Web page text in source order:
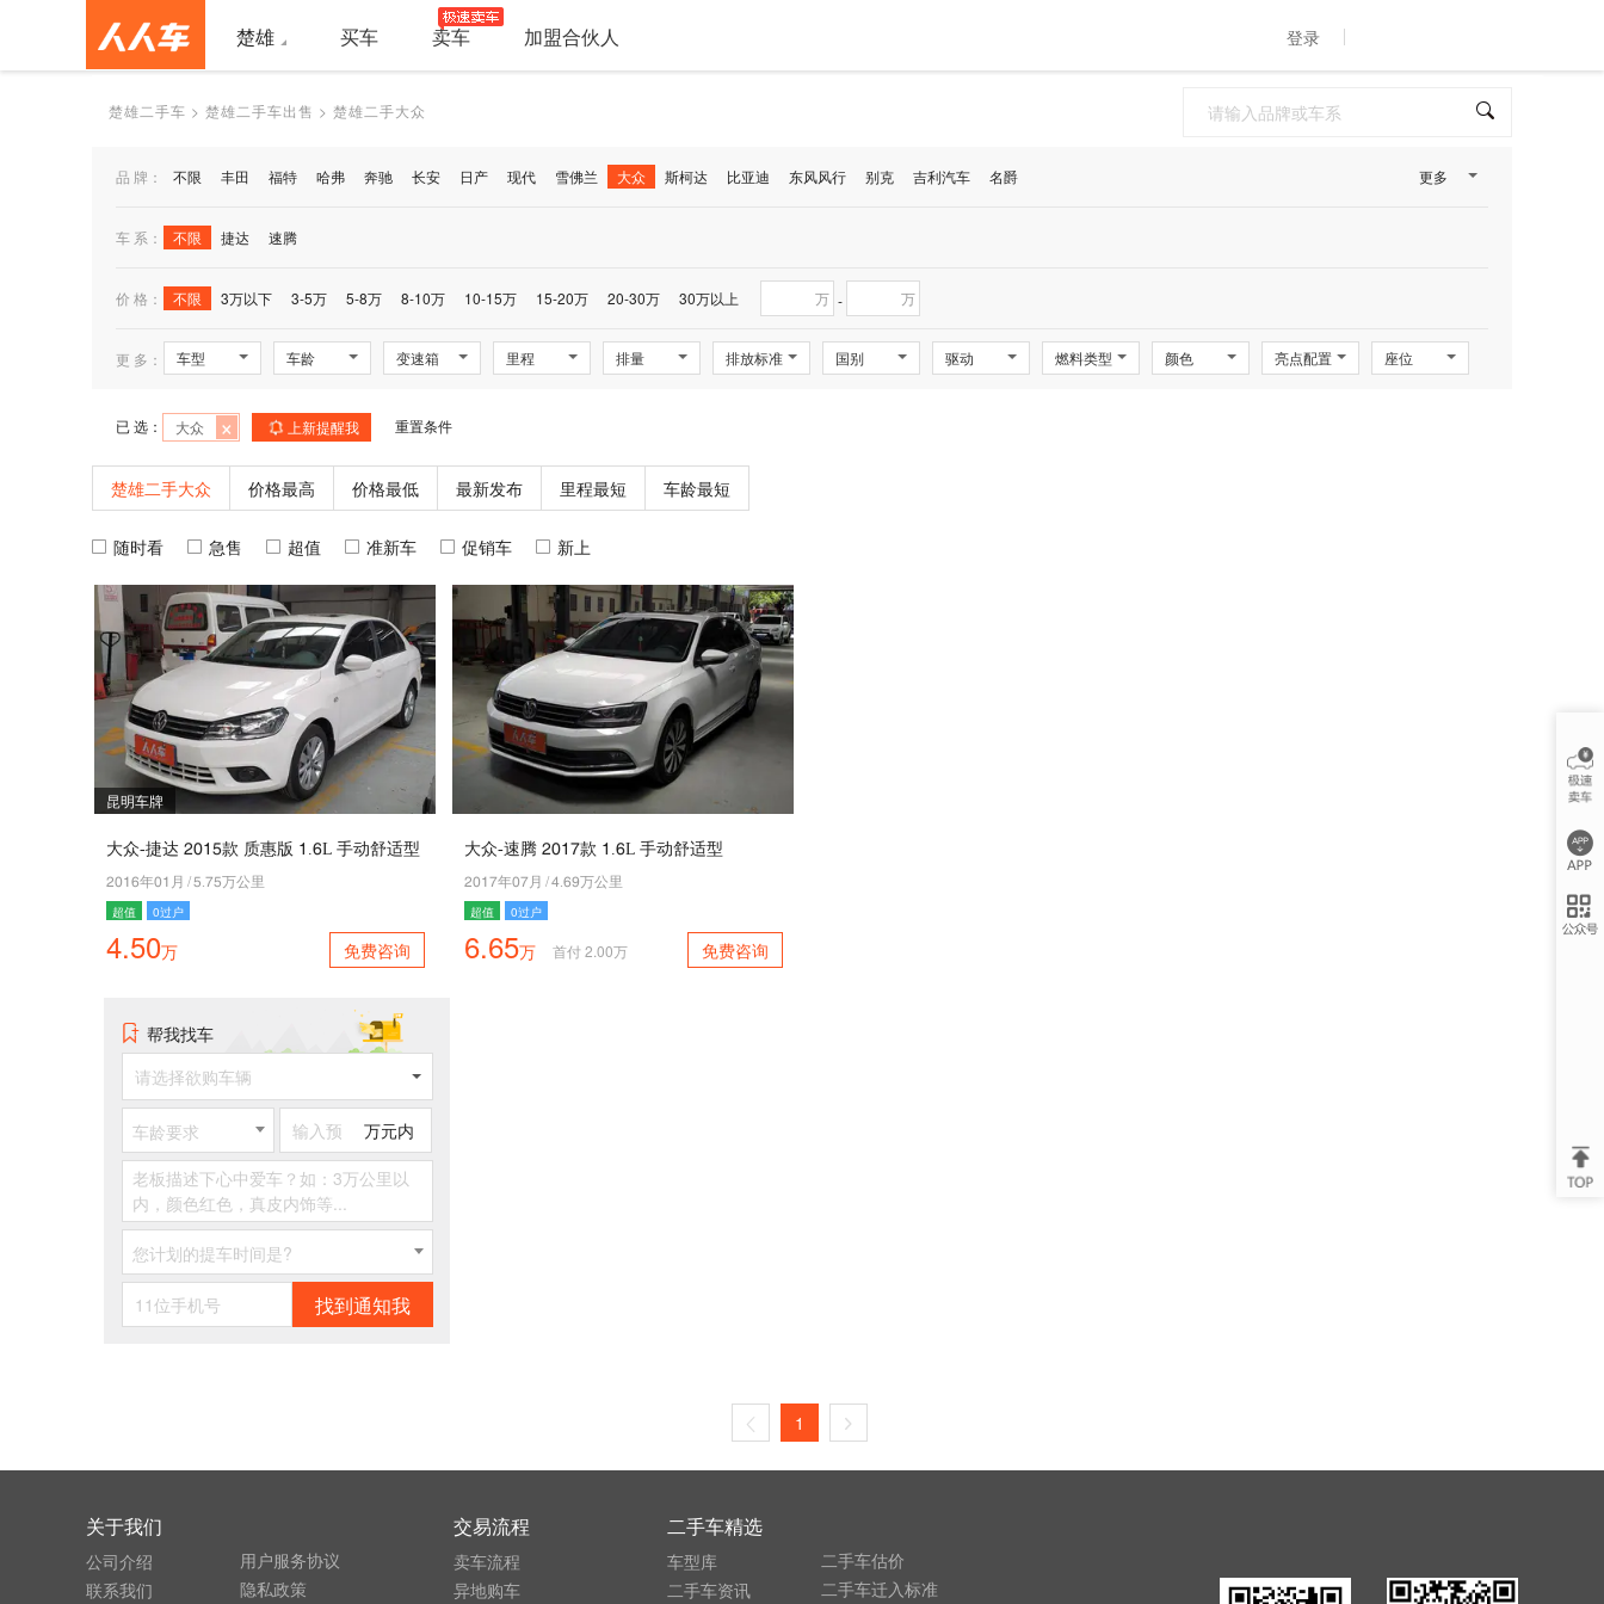
楚雄 买车 卖车 加盟合伙人 登录
楚雄二手车 > 楚雄二手车出售 > 楚雄二手大众
品 牌： 不限 丰田 福特 哈弗 奔驰 长安 日产 现代 雪佛兰 大众 斯柯达 比亚迪 东风风行 别克 吉利汽车 名爵 更多
车 系： 不限 捷达 速腾
价 格： 不限 3万以下 3-5万 5-8万 8-10万 10-15万 15-20万 20-30万 30万以上 万 - 万
更 多： 车型 车龄 变速箱 里程 排量 排放标准 国别 驱动 燃料类型 颜色 亮点配置 座位
已 选： 大众 × 上新提醒我 重置条件
楚雄二手大众 价格最高 价格最低 最新发布 里程最短 车龄最短
随时看 急售 超值 准新车 促销车 新上
昆明车牌
大众-捷达 5041款 质惠版 4.2L 手动舒适型
5042年04月 /1.61万公里
超值
0过户
4.50万 免费咨询
大众-速腾 5046款 4.2L 手动舒适型
5046年06月 /7.28万公里
超值
0过户
6.65万 首付2.00万 免费咨询
帮我找车
请选择欲购车辆
车龄要求 万元内
您计划的提车时间是?
找到通知我
1
关于我们
公司介绍
联系我们
用户服务协议
隐私政策
交易流程
卖车流程
异地购车
二手车精选
车型库
二手车资讯
二手车估价
二手车迁入标准